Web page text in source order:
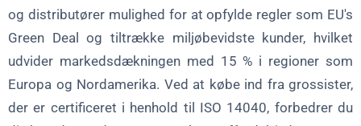
og distributører mulighed for at opfylde regler som EU's
Green Deal og tiltrække miljøbevidste kunder, hvilket
udvider markedsdækningen med 15 % i regioner som
Europa og Nordamerika. Ved at købe ind fra grossister,
der er certificeret i henhold til ISO 14040, forbedrer du